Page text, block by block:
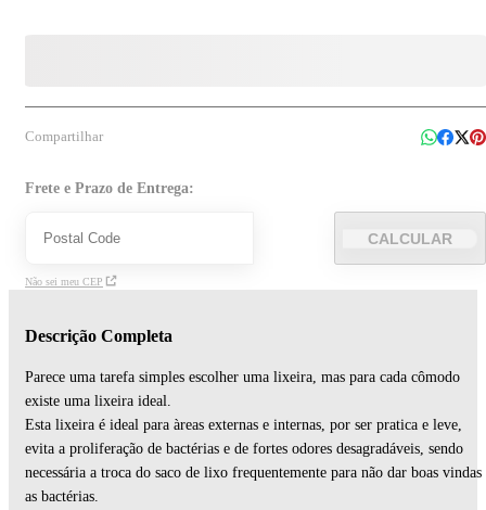
Compartilhar
Frete e Prazo de Entrega:
CALCULAR
Não sei meu CEP
Descrição Completa
Parece uma tarefa simples escolher uma lixeira, mas para cada cômodo
existe uma lixeira ideal.
Esta lixeira é ideal para àreas externas e internas, por ser pratica e leve,
evita a proliferação de bactérias e de fortes odores desagradáveis, sendo
necessária a troca do saco de lixo frequentemente para não dar boas vindas
as bactérias.